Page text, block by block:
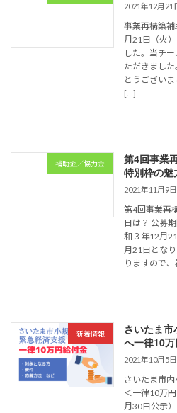
2021年12月21
事業再構築
月21日（火
した。当チ
ただきまし
とうござい
[…]
補助金／協力金
第4回事業
特別枠の魅
2021年11月9日
第4回事業再
日は？ 公募
和３年12月
月21日とな
りますので
新着情報
さいたま市
へ一律10万
2021年10月5日
さいたま市
＜一律10万
月30日公示